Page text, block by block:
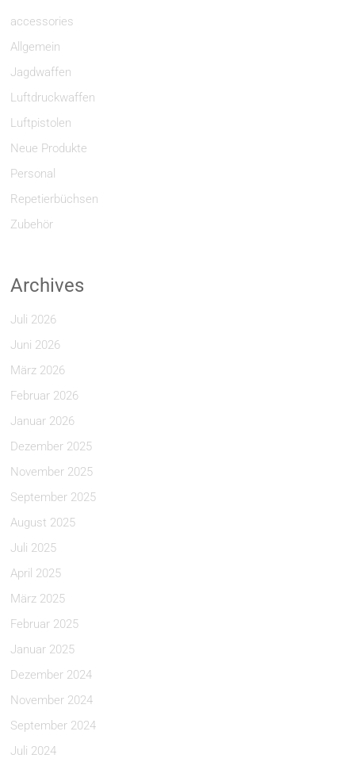
accessories
Allgemein
Jagdwaffen
Luftdruckwaffen
Luftpistolen
Neue Produkte
Personal
Repetierbüchsen
Zubehör
Archives
Juli 2026
Juni 2026
März 2026
Februar 2026
Januar 2026
Dezember 2025
November 2025
September 2025
August 2025
Juli 2025
April 2025
März 2025
Februar 2025
Januar 2025
Dezember 2024
November 2024
September 2024
Juli 2024